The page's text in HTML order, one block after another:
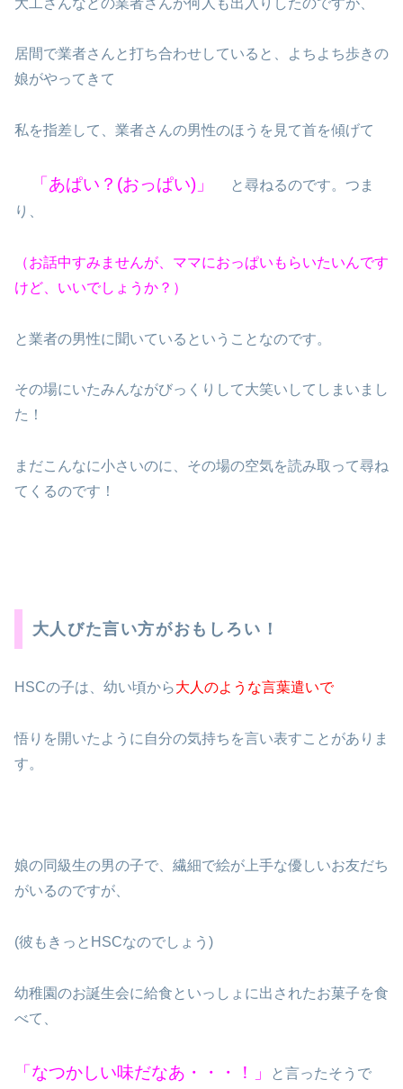
居間で業者さんと打ち合わせしていると、よちよち歩きの
娘がやってきて
私を指差して、業者さんの男性のほうを見て首を傾げて
「あぱい？(おっぱい)」
と尋ねるのです。つま
り、
（お話中すみませんが、ママにおっぱいもらいたいんです
けど、いいでしょうか？）
と業者の男性に聞いているということなのです。
その場にいたみんながびっくりして大笑いしてしまいまし
た！
まだこんなに小さいのに、その場の空気を読み取って尋ね
てくるのです！
大人びた言い方がおもしろい！
HSCの子は、幼い頃から大人のような言葉遣いで
悟りを開いたように自分の気持ちを言い表すことがありま
す。
娘の同級生の男の子で、繊細で絵が上手な優しいお友だち
がいるのですが、
(彼もきっとHSCなのでしょう)
幼稚園のお誕生会に給食といっしょに出されたお菓子を食
べて、
「なつかしい味だなあ・・・！」
と言ったそうで